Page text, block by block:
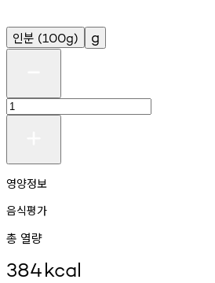
인분 (100g) g
영양정보
음식평가
총 열량
384kcal